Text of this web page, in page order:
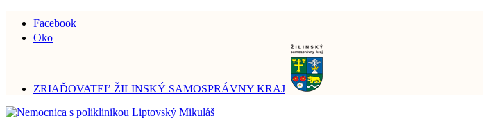
Facebook
Oko
ZRIAĎOVATEĽ ŽILINSKÝ SAMOSPRÁVNY KRAJ